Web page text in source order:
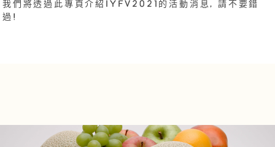
我們將透過此專頁介紹IYFV2021的活動消息, 請不要錯
過!